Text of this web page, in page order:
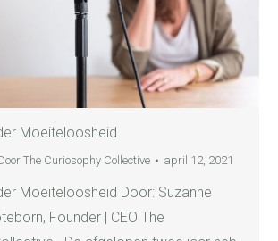
Moeiteloosheid
The Curiosophy Collective april 12, 2021
Moeiteloosheid Door: Suzanne
Founder | CEO The